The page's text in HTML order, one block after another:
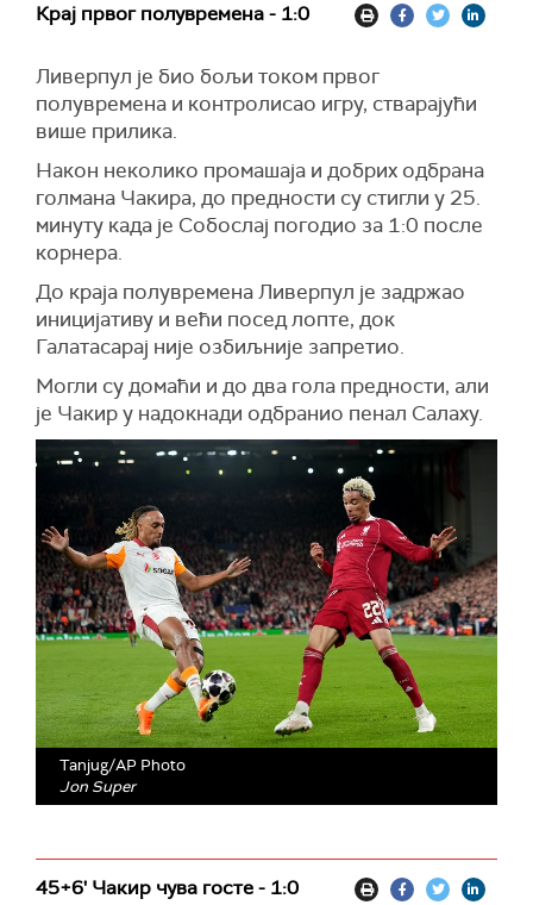
Крај првог полувремена - 1:0
Ливерпул је био бољи током првог
полувремена и контролисао игру, стварајући
више прилика.
Након неколико промашаја и добрих одбрана
голмана Чакира, до предности су стигли у 25.
минуту када је Собослај погодио за 1:0 после
корнера.
До краја полувремена Ливерпул је задржао
иницијативу и већи посед лопте, док
Галатасарај није озбиљније запретио.
Могли су домаћи и до два гола предности, али
је Чакир у надокнади одбранио пенал Салаху.
Tanjug/AP Photo
Jon Super
45+6' Чакир чува госте - 1:0